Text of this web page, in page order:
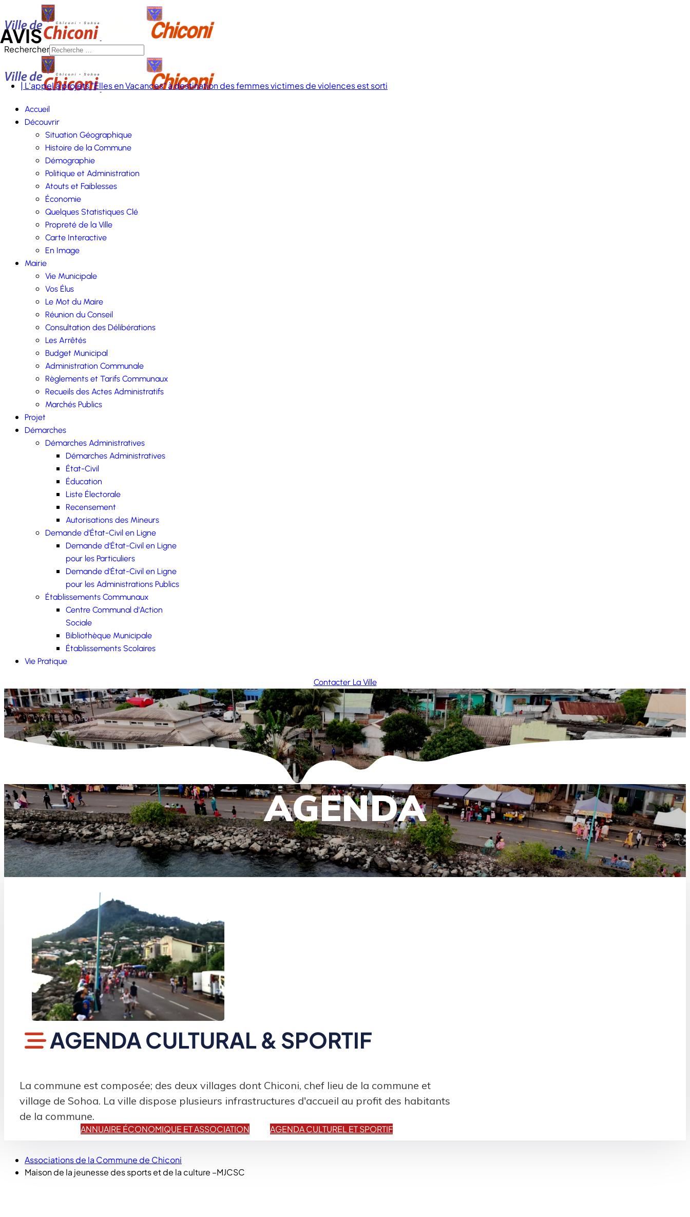
Rechercher
Accueil
Découvrir
Situation Géographique
Histoire de la Commune
Démographie
Politique et Administration
Atouts et Faiblesses
Économie
Quelques Statistiques Clé
Propreté de la Ville
Carte Interactive
En Image
Mairie
Vie Municipale
Vos Élus
Le Mot du Maire
Réunion du Conseil
Consultation des Délibérations
Les Arrêtés
Budget Municipal
Administration Communale
Règlements et Tarifs Communaux
Recueils des Actes Administratifs
Marchés Publics
Projet
Démarches
Démarches Administratives
Démarches Administratives
État-Civil
Éducation
Liste Électorale
Recensement
Autorisations des Mineurs
Demande d'État-Civil en Ligne
Demande d'État-Civil en Ligne
pour les Particuliers
Demande d'État-Civil en Ligne
pour les Administrations Publics
Établissements Communaux
Centre Communal d'Action
Sociale
Bibliothèque Municipale
Établissements Scolaires
Vie Pratique
Contacter La Ville
AGENDA
AGENDA CULTURAL & SPORTIF
La commune est composée; des deux villages dont Chiconi, chef lieu de la commune et
village de Sohoa. La ville dispose plusieurs infrastructures d'accueil au profit des habitants
de la commune.
ANNUAIRE ÉCONOMIQUE ET ASSOCIATION AGENDA CULTUREL ET SPORTIF
Associations de la Commune de Chiconi
Maison de la jeunesse des sports et de la culture –MJCSC
AVIS
| L'appel à projets "Elles en Vacances" à destination des femmes victimes de violences est sorti